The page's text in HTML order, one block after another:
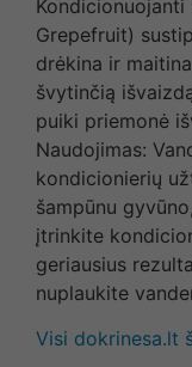
Kondicionuojanti
Grepefruit)
drėkina ir
švytinčią
puiki priemonė
Naudojimas:
kondicionierių
šampūnu
įtrinkite
geriausius
nuplaukite
Visi dokrinesa.lt